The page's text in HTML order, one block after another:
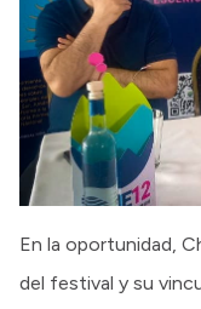
En la oportunidad,
del festival y su